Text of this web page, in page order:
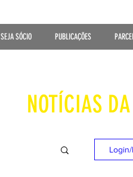
SEJA SÓCIO PUBLICAÇÕES
NOTÍCIAS